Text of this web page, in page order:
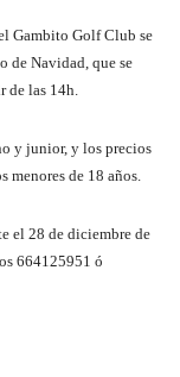
Gambito Golf Club se
de Navidad, que se
de las 14h.
y junior, y los precios
menores de 18 años.
el 28 de diciembre de
664125951 ó